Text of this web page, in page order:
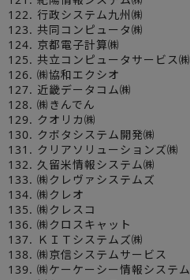
122. 行政システム九州㈱
123. 共同コンピュータ㈱
124. 京都電子計算㈱
125. 共立コンピュータサービス㈱
126. ㈱協和エクシオ
127. 近畿データコム㈱
128. ㈱きんでん
129. クオリカ㈱
130. クボタシステム開発㈱
131. クリアソリューションズ㈱
132. 久留米情報システム㈱
133. ㈱クレヴァシステムズ
134. ㈱クレオ
135. ㈱クレスコ
136. ㈱クロスキャット
137. ＫＩＴシステムズ㈱
138. ㈱京信システムサービス
139. ㈱ケーケーシー情報システム